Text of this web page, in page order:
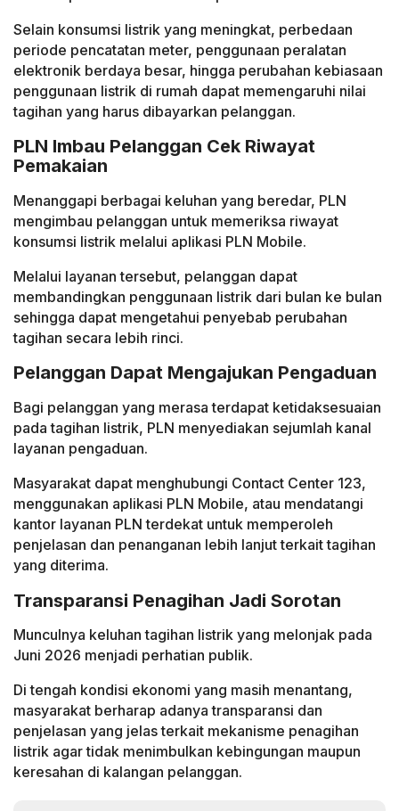
Selain konsumsi listrik yang meningkat, perbedaan
periode pencatatan meter, penggunaan peralatan
elektronik berdaya besar, hingga perubahan kebiasaan
penggunaan listrik di rumah dapat memengaruhi nilai
tagihan yang harus dibayarkan pelanggan.
PLN Imbau Pelanggan Cek Riwayat
Pemakaian
Menanggapi berbagai keluhan yang beredar, PLN
mengimbau pelanggan untuk memeriksa riwayat
konsumsi listrik melalui aplikasi PLN Mobile.
Melalui layanan tersebut, pelanggan dapat
membandingkan penggunaan listrik dari bulan ke bulan
sehingga dapat mengetahui penyebab perubahan
tagihan secara lebih rinci.
Pelanggan Dapat Mengajukan Pengaduan
Bagi pelanggan yang merasa terdapat ketidaksesuaian
pada tagihan listrik, PLN menyediakan sejumlah kanal
layanan pengaduan.
Masyarakat dapat menghubungi Contact Center 123,
menggunakan aplikasi PLN Mobile, atau mendatangi
kantor layanan PLN terdekat untuk memperoleh
penjelasan dan penanganan lebih lanjut terkait tagihan
yang diterima.
Transparansi Penagihan Jadi Sorotan
Munculnya keluhan tagihan listrik yang melonjak pada
Juni 2026 menjadi perhatian publik.
Di tengah kondisi ekonomi yang masih menantang,
masyarakat berharap adanya transparansi dan
penjelasan yang jelas terkait mekanisme penagihan
listrik agar tidak menimbulkan kebingungan maupun
keresahan di kalangan pelanggan.